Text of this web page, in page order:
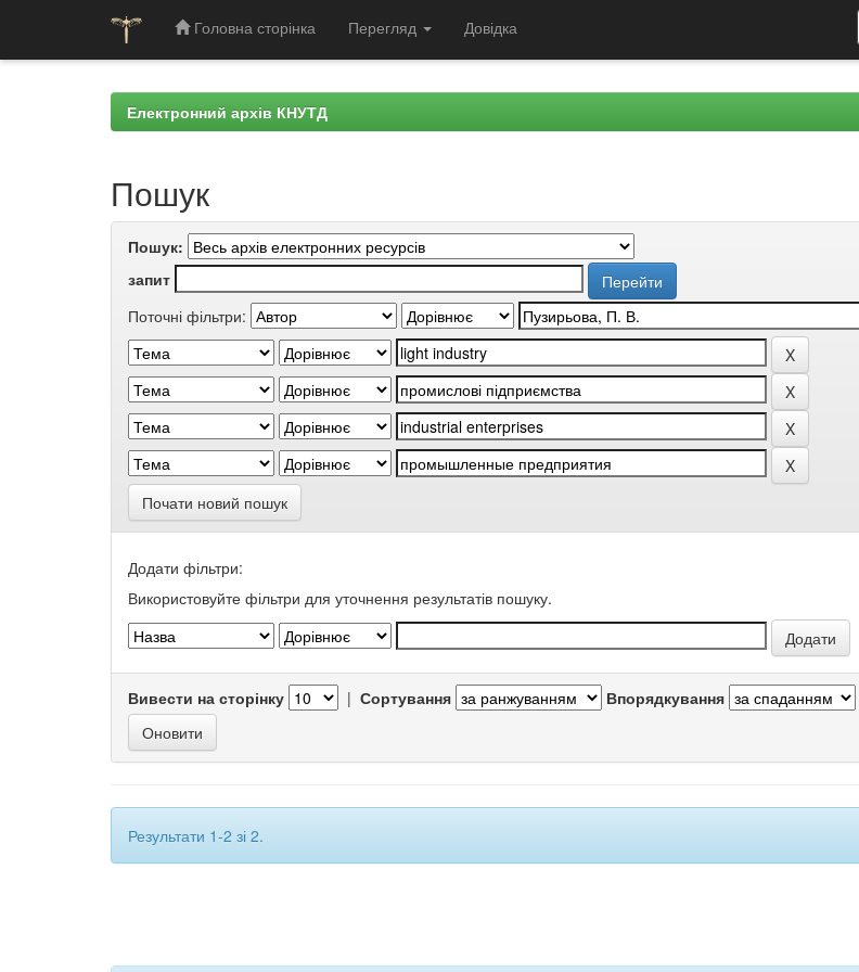
Головна сторінка Перегляд Довідка
Електронний архів КНУТД
Пошук
Пошук:
запит
Поточні фільтри:
Почати новий пошук
Додати фільтри:
Використовуйте фільтри для уточнення результатів пошуку.
Вивести на сторінку | Сортування Впорядкування
Результати 1-2 зі 2.